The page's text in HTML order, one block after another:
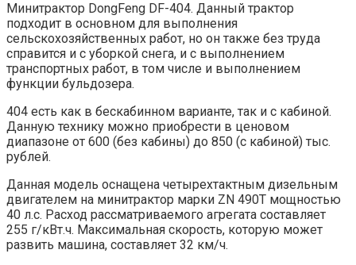
Минитрактор DongFeng DF-404. Данный трактор
подходит в основном для выполнения
сельскохозяйственных работ, но он также без труда
справится и с уборкой снега, и с выполнением
транспортных работ, в том числе и выполнением
функции бульдозера.
404 есть как в бескабинном варианте, так и с кабиной.
Данную технику можно приобрести в ценовом
диапазоне от 600 (без кабины) до 850 (с кабиной) тыс.
рублей.
Данная модель оснащена четырехтактным дизельным
двигателем на минитрактор марки ZN 490T мощностью
40 л.с. Расход рассматриваемого агрегата составляет
255 г/кВт.ч. Максимальная скорость, которую может
развить машина, составляет 32 км/ч.